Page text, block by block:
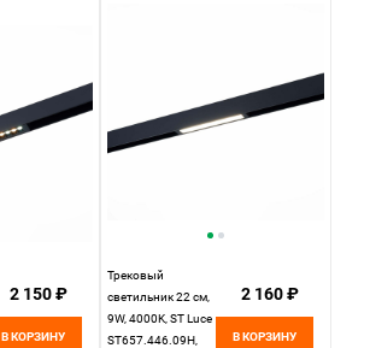
2 150 ₽
В КОРЗИНУ
Трековый
светильник 22 см,
9W, 4000K, ST Luce
ST657.446.09H,
2 160 ₽
В КОРЗИНУ